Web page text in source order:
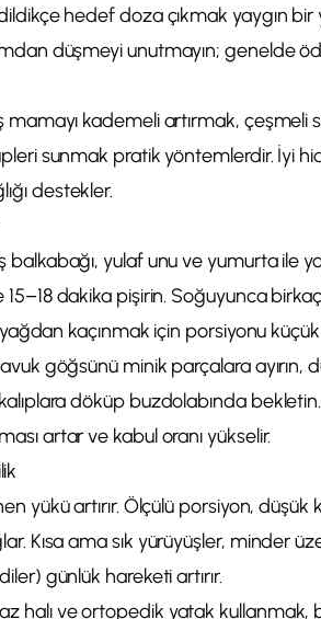
hedef doza çıkmak yaygın bir
düşmeyi unutmayın; genelde
mamayı kademeli artırmak,
sunmak pratik yöntemlerdir. İyi
destekler.
balkabağı, yulaf unu ve yumurta ile
15–18 dakika pişirin. Soğuyunca
yağdan kaçınmak için porsiyonu
göğsünü minik parçalara ayırın,
döküp buzdolabında
artar ve kabul oranı yükselir.
yükü artırır. Ölçülü porsiyon, düşük
Kısa ama sık yürüyüşler, minder
günlük hareketi artırır.
halı ve ortopedik yatak kullanmak,